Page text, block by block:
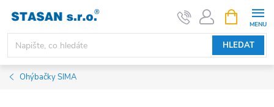
obsah
HLEDAT
NÁKUPNÍ
KOŠÍK
Ohýbačky SIMA